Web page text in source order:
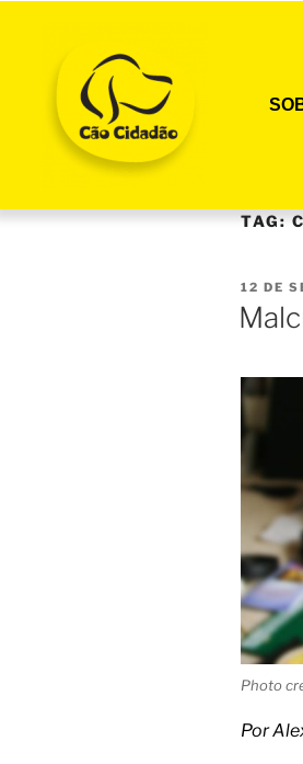
TAG:
12 DE
Photo
Por